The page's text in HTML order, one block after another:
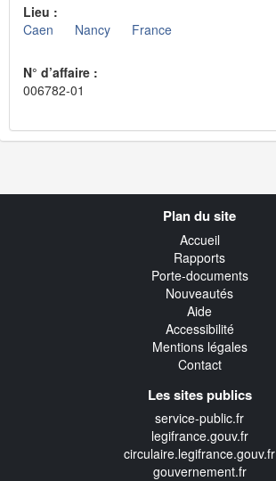
Lieu :
Caen
Nancy France
N° d’affaire :
006782-01
Plan du site
Accueil
Rapports
Porte-documents
Nouveautés
Aide
Accessibilité
Mentions légales
Contact
Les sites publics
service-public.fr
legifrance.gouv.fr
circulaire.legifrance.gouv.fr
gouvernement.fr